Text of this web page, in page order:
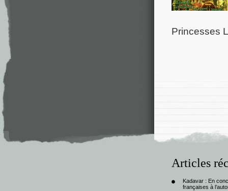
Princesses
Articles
Kadavar : En
françaises à